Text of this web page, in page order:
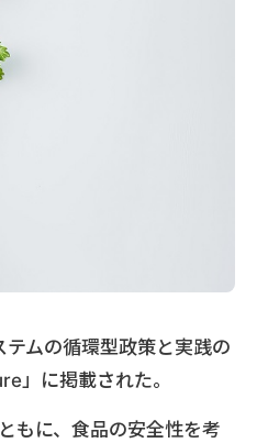
ムの循環型政策と実践の
」に掲載された。
もに、食品の安全性を考